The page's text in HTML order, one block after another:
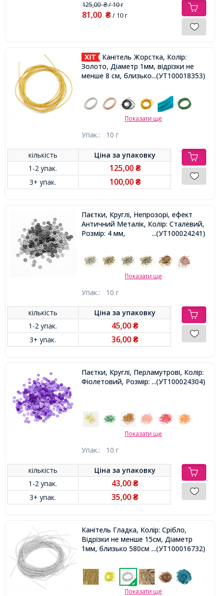
125,00₴/ 10 г
81,00 ₴/ 10 г
Канітель Жорстка, Колір:
Золото, Діаметр 1мм, відрізки не
менше 8 см, близько 250см / 10г,
...(УТ100018353)
Показати ще
Упак.: 10 г
кількість Ціна заупаковку
1-2 упак.
125,00 ₴
3+ упак. 100,00 ₴
Паєтки, Круглі, Непрозорі, ефект
Античний Металік, Колір: Сталевий,
Розмір: 4 мм,
...(УТ100024241)
Показати ще
Упак.: 10 г
кількість Ціна заупаковку
1-2 упак.
45,00₴
3+ упак. 36,00₴
Паєтки, Круглі, Перламутрові, Колір:
Фіолетовий, Розмір: 3 мм,...(УТ100024304)
Показати ще
Упак.: 10 г
кількість Ціна заупаковку
1-2 упак.
43,00₴
3+ упак. 35,00₴
Канітель Гладка, Колір: Срібло,
Відрізки не менше 15см, Діаметр
1мм, близько 580см / 10г,...(УТ100016732)
Показати ще